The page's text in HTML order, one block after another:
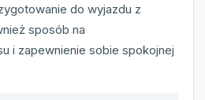
do wyjazdu z
sposób na
i zapewnienie sobie spokojnej